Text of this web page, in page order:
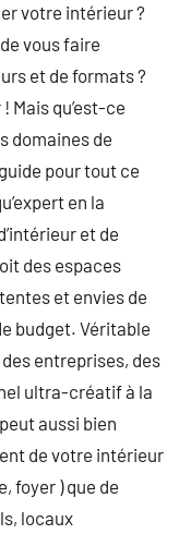
votre intérieur ?
vous faire
et de formats ?
Mais qu’est-ce
domaines de
pour tout ce
en la
et de
des espaces
et envies de
budget. Véritable
entreprises, des
ultra-créatif à la
aussi bien
de votre intérieur
foyer ) que de
locaux